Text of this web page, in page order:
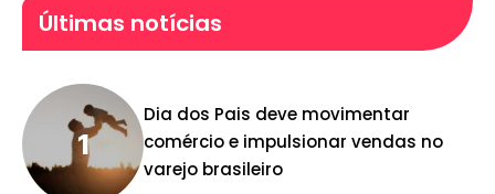
Últimas notícias
Dia dos Pais deve movimentar
comércio e impulsionar vendas no
varejo brasileiro